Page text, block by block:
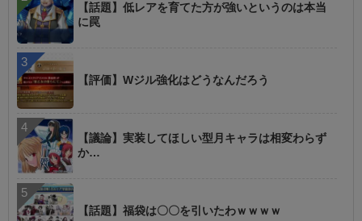
【話題】低レアを育てた方が強いというのは本当
に罠
【評価】Wジル強化はどうなんだろう
【議論】実装してほしい型月キャラは相変わらず
か…
【話題】福袋は〇〇を引いたわｗｗｗｗ